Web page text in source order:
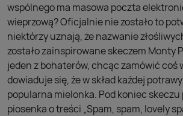
wspólnego ma masowa poczta
wieprzową? Oficjalnie nie zostało to
niektórzy uznają, że nazwanie
zostało zainspirowane skeczem Monty
jeden z bohaterów, chcąc zamówić coś
dowiaduje się, że w skład każdej
popularna mielonka. Pod koniec
piosenka o treści „Spam, spam, lovely